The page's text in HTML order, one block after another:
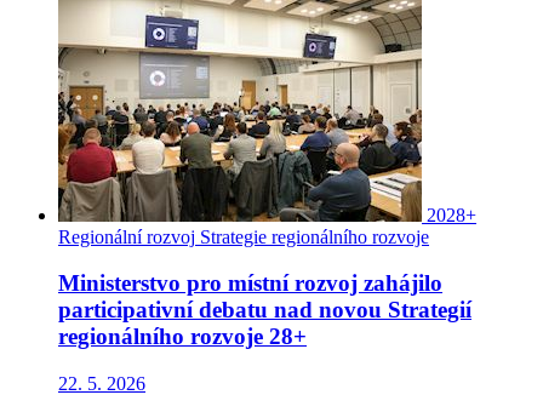
2028+
Regionální rozvoj Strategie regionálního rozvoje
Ministerstvo pro místní rozvoj zahájilo
participativní debatu nad novou Strategií
regionálního rozvoje 28+
22. 5. 2026